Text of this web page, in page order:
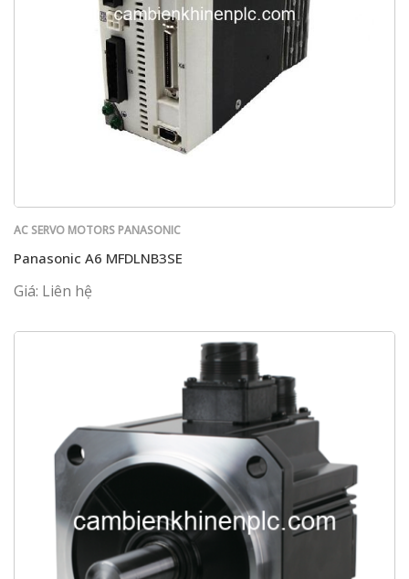
AC SERVO MOTORS PANASONIC
Panasonic A6 MFDLNB3SE
Giá: Liên hệ